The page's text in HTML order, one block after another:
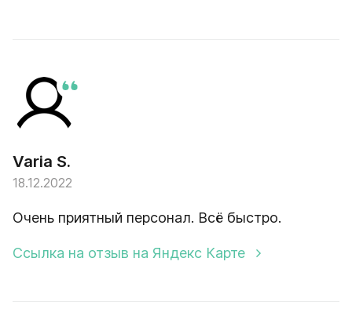
Varia S.
18.12.2022
Очень приятный персонал. Всё быстро.
Ссылка на отзыв на Яндекс Карте